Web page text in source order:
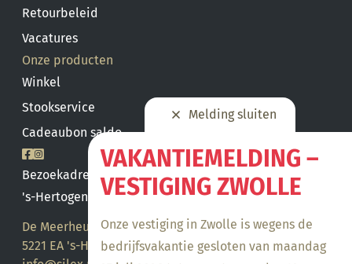
Melding sluiten
VAKANTIEMELDING –
VESTIGING ZWOLLE
Onze vestiging in Zwolle is wegens de
bedrijfsvakantie gesloten van maandag
Retourbeleid
Vacatures
Onze producten
Winkel
Stookservice
Cadeaubon saldo
Bezoekadres
's-Hertogenbosch
De Meerheuvel 21
5221 EA 's-Hertogenbosch